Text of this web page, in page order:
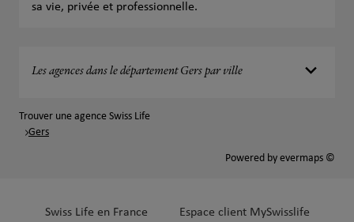
sa vie, privée et professionnelle.
Les agences dans le département Gers par ville
Trouver une agence Swiss Life
Gers
Powered by evermaps ©
Swiss Life en France Espace client MySwisslife